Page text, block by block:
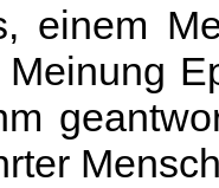
einem